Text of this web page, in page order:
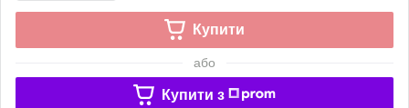
Купити
або
Купити з